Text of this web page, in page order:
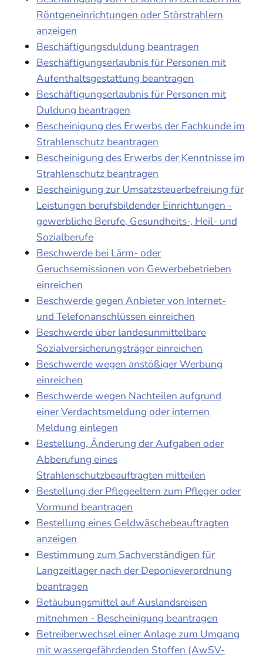
Röntgeneinrichtungen oder Störstrahlern
anzeigen
Beschäftigungsduldung beantragen
Beschäftigungserlaubnis für Personen mit
Aufenthaltsgestattung beantragen
Beschäftigungserlaubnis für Personen mit
Duldung beantragen
Bescheinigung des Erwerbs der Fachkunde im
Strahlenschutz beantragen
Bescheinigung des Erwerbs der Kenntnisse im
Strahlenschutz beantragen
Bescheinigung zur Umsatzsteuerbefreiung für
Leistungen berufsbildender Einrichtungen -
gewerbliche Berufe, Gesundheits-, Heil- und
Sozialberufe
Beschwerde bei Lärm- oder
Geruchsemissionen von Gewerbebetrieben
einreichen
Beschwerde gegen Anbieter von Internet-
und Telefonanschlüssen einreichen
Beschwerde über landesunmittelbare
Sozialversicherungsträger einreichen
Beschwerde wegen anstößiger Werbung
einreichen
Beschwerde wegen Nachteilen aufgrund
einer Verdachtsmeldung oder internen
Meldung einlegen
Bestellung, Änderung der Aufgaben oder
Abberufung eines
Strahlenschutzbeauftragten mitteilen
Bestellung der Pflegeeltern zum Pfleger oder
Vormund beantragen
Bestellung eines Geldwäschebeauftragten
anzeigen
Bestimmung zum Sachverständigen für
Langzeitlager nach der Deponieverordnung
beantragen
Betäubungsmittel auf Auslandsreisen
mitnehmen - Bescheinigung beantragen
Betreiberwechsel einer Anlage zum Umgang
mit wassergefährdenden Stoffen (AwSV-